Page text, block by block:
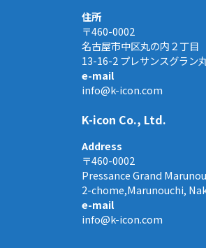
住所
〒460-0002
名古屋市中区丸の内２丁目
13-16-2 プレサンスグラン
e-mail
info@k-icon.com
​K-icon Co., Ltd.
Address
〒460-0002
Pressance Grand
2-chome,Marunouchi,
e-mail
info@k-icon.com